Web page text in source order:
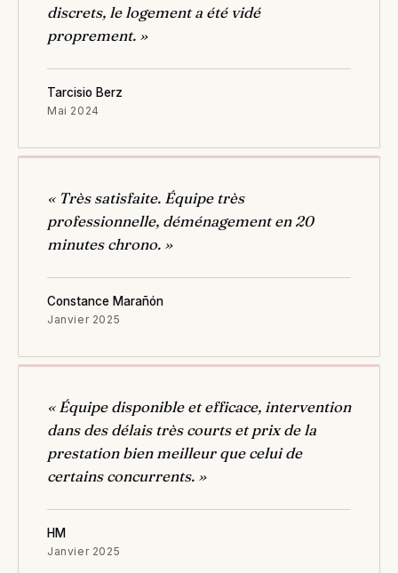
discrets, le logement a été vidé
proprement. »
Tarcisio Berz
Mai 2024
« Très satisfaite. Équipe très
professionnelle, déménagement en 20
minutes chrono. »
Constance Marañón
Janvier 2025
« Équipe disponible et efficace, intervention
dans des délais très courts et prix de la
prestation bien meilleur que celui de
certains concurrents. »
HM
Janvier 2025